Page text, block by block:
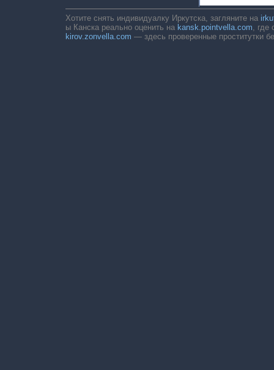
Хотите снять индивидуалку Иркутска, загляните на
ы Канска реально оценить на kansk.pointvella.com, где
kirov.zonvella.com — здесь проверенные проститутки